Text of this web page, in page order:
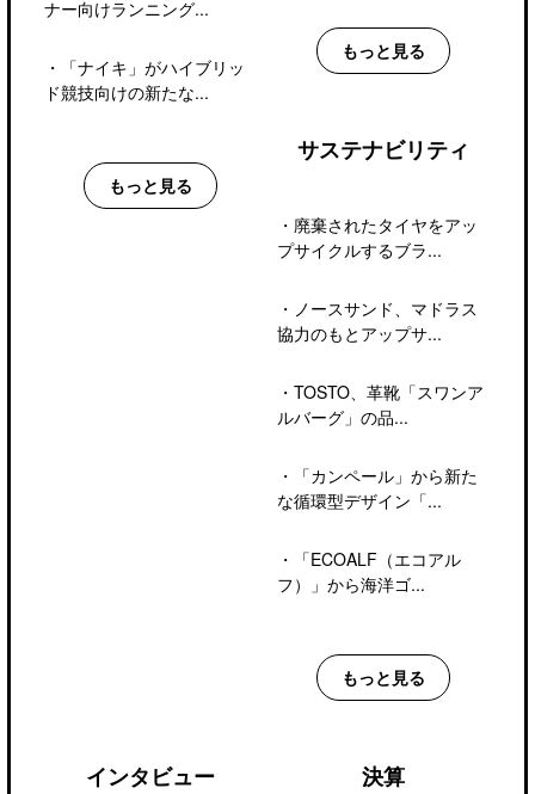
ナー向けランニング...
・
「ナイキ」がハイブリッ
ド競技向けの新たな...
もっと見る
もっと見る
サステナビリティ
・ 廃棄されたタイヤをアッ
プサイクルするブラ...
・ ノースサンド、マドラス
協力のもとアップサ...
・ TOSTO、革靴「スワンア
ルバーグ」の品...
・
「カンペール」から新た
な循環型デザイン「...
・
「ECOALF（エコアル
フ）」から海洋ゴ...
もっと見る
インタビュー 決算